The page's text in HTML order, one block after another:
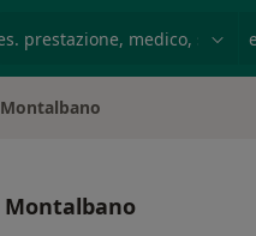
Montalbano